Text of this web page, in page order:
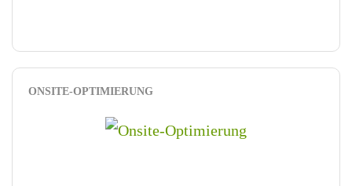
ONSITE-OPTIMIERUNG